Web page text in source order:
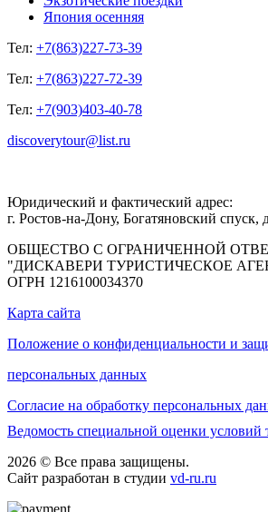
Япония осенняя
Тел: +7(863)227-73-39
Тел: +7(863)227-72-39
Тел: +7(903)403-40-78
discoverytour@list.ru
Юридический и фактический адрес:
г. Ростов-на-Дону, Богатяновский спуск,
ОБЩЕСТВО С ОГРАНИЧЕННОЙ
"ДИСКАВЕРИ ТУРИСТИЧЕСКОЕ
ОГРН 1216100034370
Карта сайта
Положение о конфиденциальности и
персональных данных
Согласие на обработку персональных
Ведомость специальной оценки условий
2026 © Все права защищены.
Сайт разработан в студии vd-ru.ru